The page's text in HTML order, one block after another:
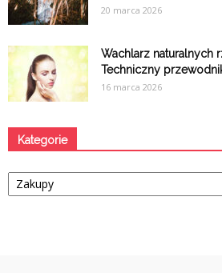
20 marca 2026
Wachlarz naturalnych
Techniczny
16 marca 2026
Kategorie
Kategorie